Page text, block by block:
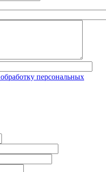
персональных